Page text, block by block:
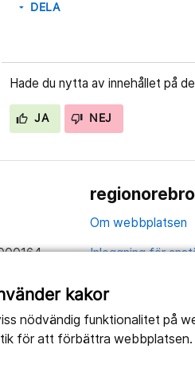
kakor
nödvändig funktionalitet på
för att förbättra webbplatsen.
arrow_drop_down DELA
Hade du nytta av innehållet på
JA NEJ
Om webbplatsen
Inloggning för
Anslagstavla